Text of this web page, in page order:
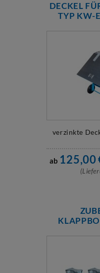
DECKEL
TYP KW-
verzinkte
ab 125,00